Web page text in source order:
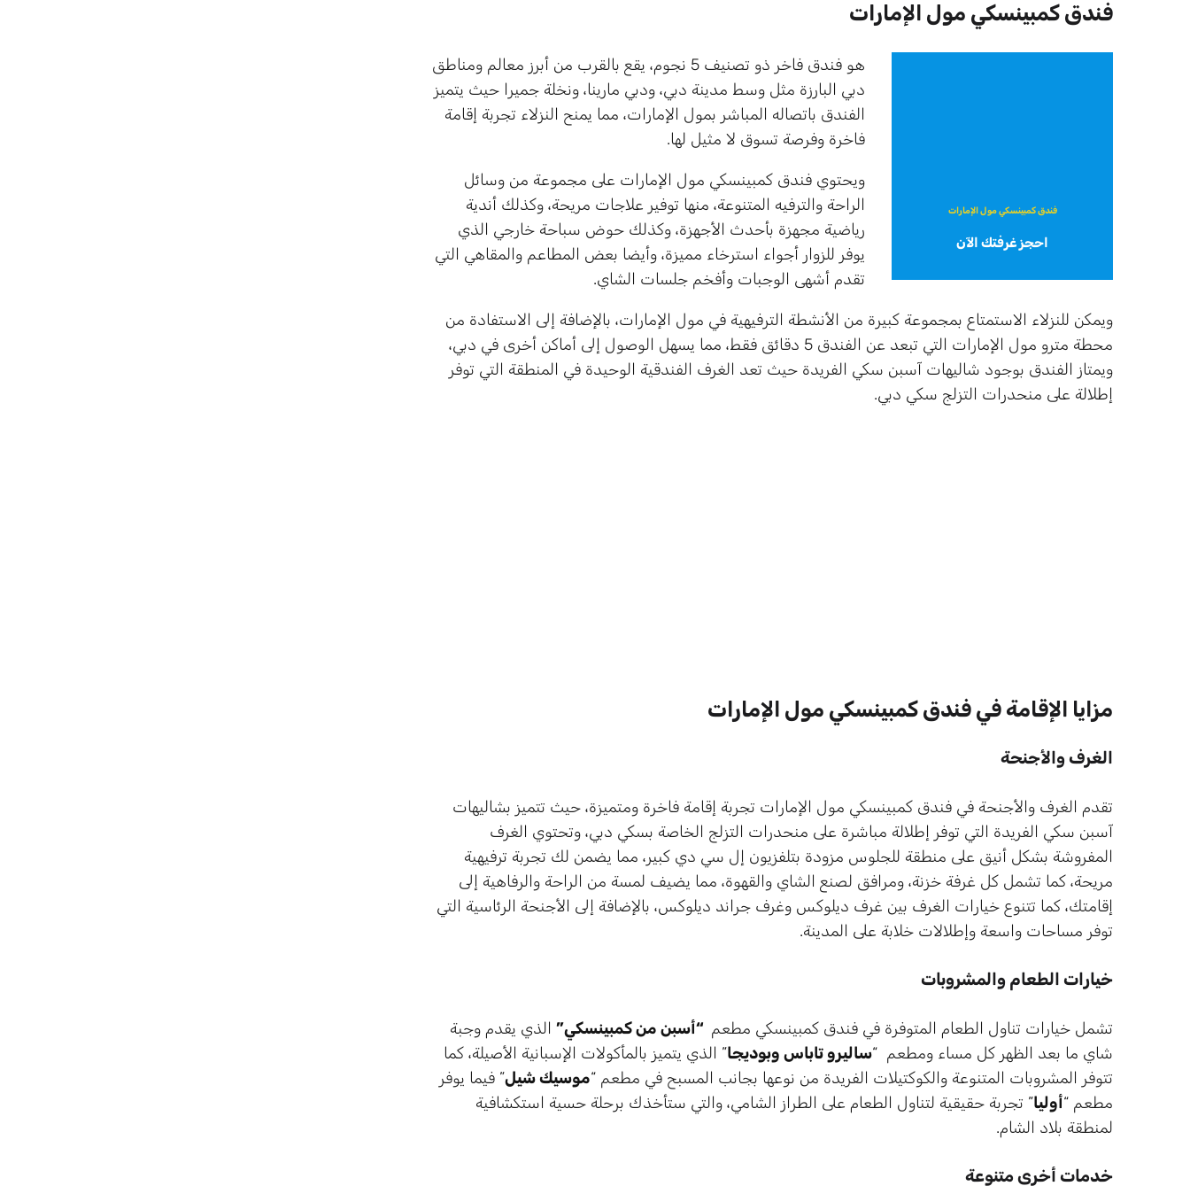
فندق كمبينسكي مول الإمارات
فندق كمبينسكي مول الإمارات
احجز غرفتك الآن
هو فندق فاخر ذو تصنيف 5 نجوم، يقع بالقرب من أبرز معالم ومناطق
دبي البارزة مثل وسط مدينة دبي، ودبي مارينا، ونخلة جميرا حيث يتميز
الفندق باتصاله المباشر بمول الإمارات، مما يمنح النزلاء تجربة إقامة
فاخرة وفرصة تسوق لا مثيل لها.
ويحتوي فندق كمبينسكي مول الإمارات على مجموعة من وسائل
الراحة والترفيه المتنوعة، منها توفير علاجات مريحة، وكذلك أندية
رياضية مجهزة بأحدث الأجهزة، وكذلك حوض سباحة خارجي الذي
يوفر للزوار أجواء استرخاء مميزة، وأيضا بعض المطاعم والمقاهي التي
تقدم أشهى الوجبات وأفخم جلسات الشاي.
ويمكن للنزلاء الاستمتاع بمجموعة كبيرة من الأنشطة الترفيهية في مول الإمارات، بالإضافة إلى الاستفادة من
محطة مترو مول الإمارات التي تبعد عن الفندق 5 دقائق فقط، مما يسهل الوصول إلى أماكن أخرى في دبي،
ويمتاز الفندق بوجود شاليهات آسبن سكي الفريدة حيث تعد الغرف الفندقية الوحيدة في المنطقة التي توفر
إطلالة على منحدرات التزلج سكي دبي.
مزايا الإقامة في فندق كمبينسكي مول الإمارات
الغرف والأجنحة
تقدم الغرف والأجنحة في فندق كمبينسكي مول الإمارات تجربة إقامة فاخرة ومتميزة، حيث تتميز بشاليهات
آسبن سكي الفريدة التي توفر إطلالة مباشرة على منحدرات التزلج الخاصة بسكي دبي، وتحتوي الغرف
المفروشة بشكل أنيق على منطقة للجلوس مزودة بتلفزيون إل سي دي كبير، مما يضمن لك تجربة ترفيهية
مريحة، كما تشمل كل غرفة خزنة، ومرافق لصنع الشاي والقهوة، مما يضيف لمسة من الراحة والرفاهية إلى
إقامتك، كما تتنوع خيارات الغرف بين غرف ديلوكس وغرف جراند ديلوكس، بالإضافة إلى الأجنحة الرئاسية التي
توفر مساحات واسعة وإطلالات خلابة على المدينة.
خيارات الطعام والمشروبات
تشمل خيارات تناول الطعام المتوفرة في فندق كمبينسكي مطعم “أسبن من كمبينسكي” الذي يقدم وجبة
شاي ما بعد الظهر كل مساء ومطعم “ساليرو تاباس وبوديجا” الذي يتميز بالمأكولات الإسبانية الأصيلة، كما
تتوفر المشروبات المتنوعة والكوكتيلات الفريدة من نوعها بجانب المسبح في مطعم “موسيك شيل” فيما يوفر
مطعم “أوليا” تجربة حقيقية لتناول الطعام على الطراز الشامي، والتي ستأخذك برحلة حسية استكشافية
لمنطقة بلاد الشام.
خدمات أخرى متنوعة